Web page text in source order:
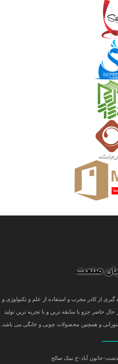
آریان صنعت در سال 1376 با بهره گیری از کادر مجرب و استفاده از علم و تکنولوژی و
حاضر جزو با سابقه ترین و با تجربه ترین تولید
و همچنین محصولات چوبی و خانگی می باشد.
خاتون آباد-خ نمک صالح